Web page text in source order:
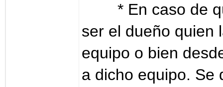
* En caso de
ser el dueño quien
equipo o bien
a dicho equipo. Se